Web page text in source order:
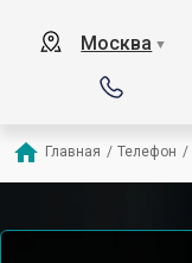
Москва ▼
Главная / Телефон /